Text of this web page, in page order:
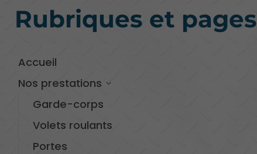
Rubriques et pages
Accueil
Nos prestations
Garde-corps
Volets roulants
Portes